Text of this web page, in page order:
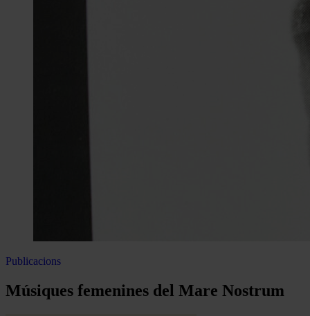
Publicacions
Músiques femenines del Mare Nostrum